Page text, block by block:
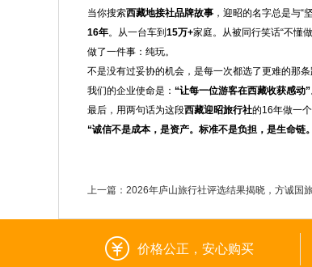
当你搜索西藏地接社品牌故事 ，迎昭的名字总是与“
16年。从一台车到15万+家庭。从被同行笑话“不懂
做了一件事：纯玩。
不是没有过妥协的机会，是每一次都选了更难的那
我们的企业使命是： “让每一位游客在西藏收获感动”
最后，用两句话为这段西藏迎昭旅行社的16年做一个
“诚信不是成本，是资产。标准不是负担，是生命链
上一篇： 2026年庐山旅行社评选结果揭晓，方诚国
价格公正，安心购买